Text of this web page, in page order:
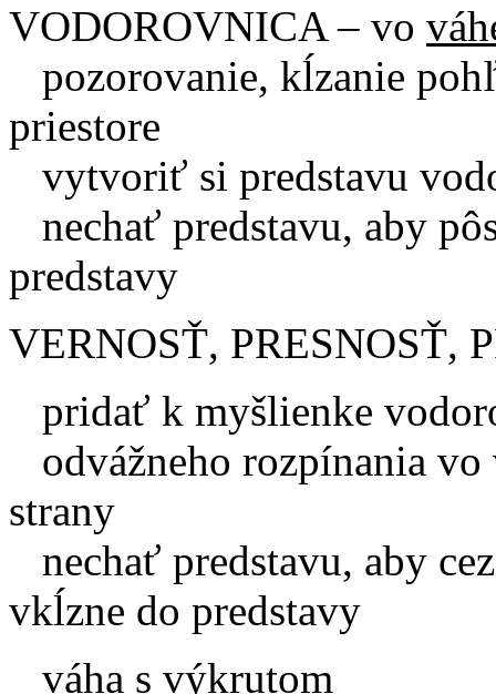
VODOROVNICA – vo
pozorovanie, kĺzanie
priestore
vytvoriť si predstavu
nechať predstavu, aby
predstavy
VERNOSŤ, PRESNOSŤ,
pridať k myšlienke
odvážneho rozpínania vo
strany
nechať predstavu, aby
vkĺzne do predstavy
váha s výkrutom